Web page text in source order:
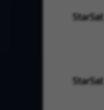
تحديثات أجهزة ستارسات StarSat
تحديثات أجهزة ستارسات StarSat